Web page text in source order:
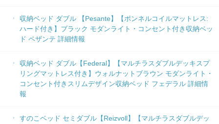
収納ベッド ダブル 【Pesante】【ボンネルコイルマットレス:
ハード付き】ブラック モダンライト・コンセント付き収納ベッ
ド ペザンテ 詳細情報
収納ベッド ダブル【Federal】【マルチラスダブルデッキスプ
リングマットレス付き】ウォルナットブラウン モダンライト・
コンセント付きスリムデザイン収納ベッド フェデラル 詳細情
報
すのこベッド セミダブル【Reizvoll】【マルチラスダブルデッ